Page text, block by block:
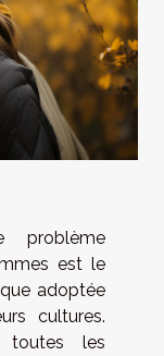
problème
est le
adoptée
cultures.
toutes les